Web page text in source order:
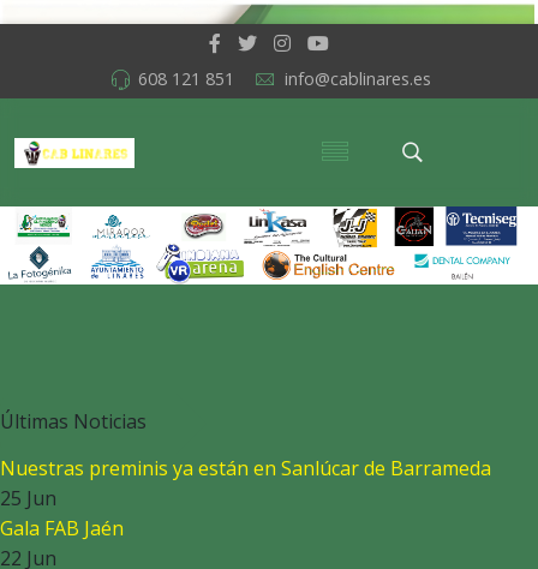
608 121 851 info@cablinares.es
Últimas Noticias
Nuestras preminis ya están en Sanlúcar de Barrameda
25 Jun
Gala FAB Jaén
22 Jun